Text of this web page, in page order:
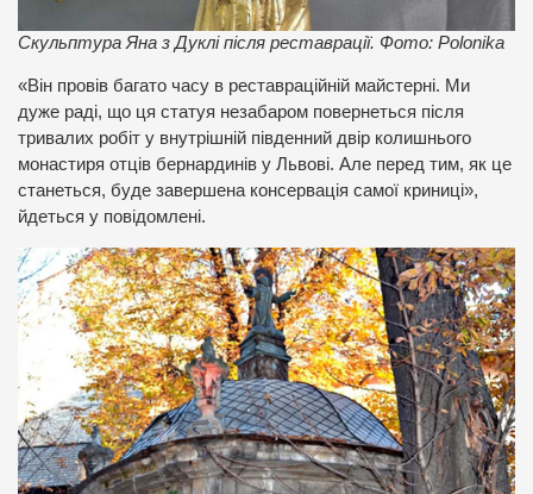
Скульптура Яна з Дуклі після реставрації. Фото: Polonika
«Він провів багато часу в реставраційній майстерні. Ми
дуже раді, що ця статуя незабаром повернеться після
тривалих робіт у внутрішній південний двір колишнього
монастиря отців бернардинів у Львові. Але перед тим, як це
станеться, буде завершена консервація самої криниці»,
йдеться у повідомлені.